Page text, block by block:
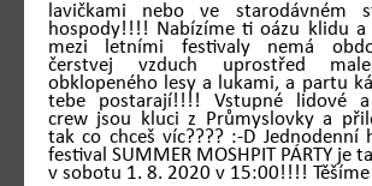
lavičkami nebo ve starodávném
hospody!!!! Nabízíme ti oázu klidu a
mezi letními festivaly nemá
čerstvej vzduch uprostřed
obklopeného lesy a lukami, a partu
tebe postarají!!!! Vstupné lidové a
crew jsou kluci z Průmyslovky a
tak co chceš víc???? :-D Jednodenní
festival SUMMER MOSHPIT PÁRTY je
v sobotu 1. 8. 2020 v 15:00!!!!